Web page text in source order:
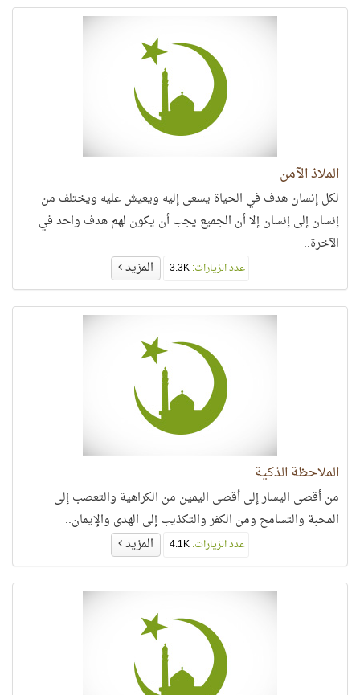
الملاذ الآمن
لكل إنسان هدف في الحياة يسعى إليه ويعيش عليه ويختلف من
إنسان إلى إنسان إلا أن الجميع يجب أن يكون لهم هدف واحد في
الآخرة..
عدد الزيارات: المزيد
الملاحظة الذكية
من أقصى اليسار إلى أقصى اليمين من الكراهية والتعصب إلى
المحبة والتسامح ومن الكفر والتكذيب إلى الهدى والإيمان..
عدد الزيارات: المزيد